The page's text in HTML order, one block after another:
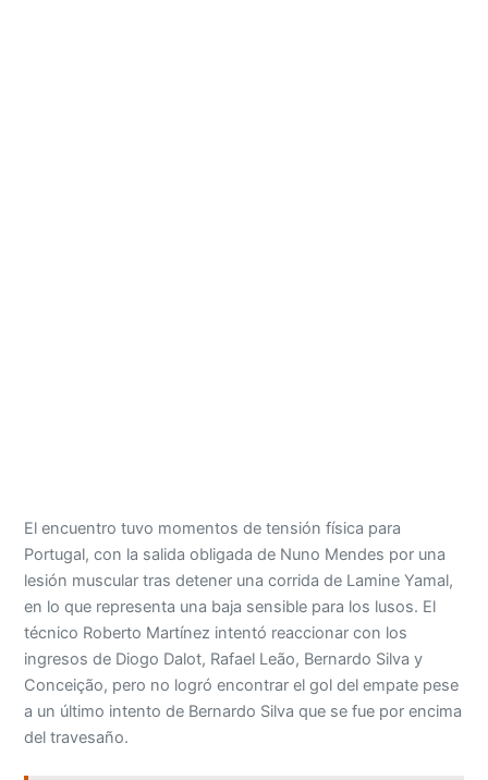
El encuentro tuvo momentos de tensión física para
Portugal, con la salida obligada de Nuno Mendes por una
lesión muscular tras detener una corrida de Lamine Yamal,
en lo que representa una baja sensible para los lusos. El
técnico Roberto Martínez intentó reaccionar con los
ingresos de Diogo Dalot, Rafael Leão, Bernardo Silva y
Conceição, pero no logró encontrar el gol del empate pese
a un último intento de Bernardo Silva que se fue por encima
del travesaño.